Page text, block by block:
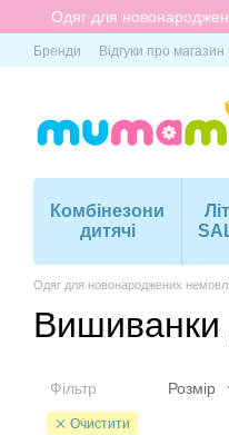
Перейти до основного
Одяг для
Бренди Відгуки про магазин
Комбінезони
дитячі
Одяг для новонароджених
Фільтр
Очистити
Розмір